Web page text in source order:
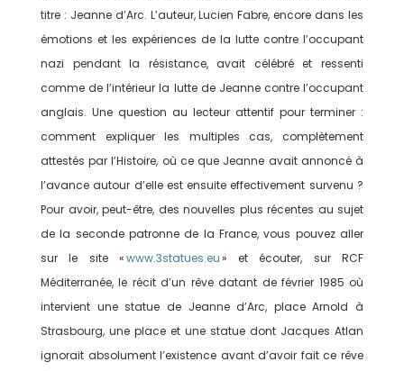
titre : Jeanne d’Arc. L’auteur, Lucien Fabre, encore dans les
émotions et les expériences de la lutte contre l’occupant
nazi pendant la résistance, avait célébré et ressenti
comme de l’intérieur la lutte de Jeanne contre l’occupant
anglais. Une question au lecteur attentif pour terminer :
comment expliquer les multiples cas, complètement
attestés par l’Histoire, où ce que Jeanne avait annoncé à
l’avance autour d’elle est ensuite effectivement survenu ?
Pour avoir, peut-être, des nouvelles plus récentes au sujet
de la seconde patronne de la France, vous pouvez aller
sur le site «www.3statues.eu» et écouter, sur RCF
Méditerranée, le récit d’un rêve datant de février 1985 où
intervient une statue de Jeanne d’Arc, place Arnold à
Strasbourg, une place et une statue dont Jacques Atlan
ignorait absolument l’existence avant d’avoir fait ce rêve